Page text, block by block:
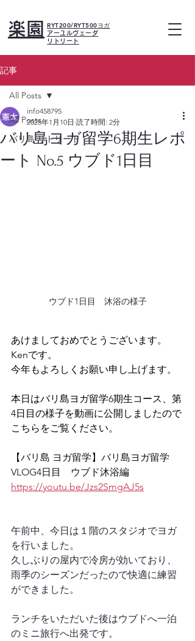
楽園 RYT200/RYT500ヨガ
アーユルヴェーダ
リトリート
記事
All Posts
バリ島 リトリート
All Posts
バリ島ヨガ留学6期生レポ
ート No.5 ウブド1日目
info458795
2025年1月10日 読了時間: 2分
ウブド1日目　沐浴の様子
あけましておめでとうございます。
Kenです。
今年もよろしくお願い申し上げます。
本日はバリ島ヨガ留学6期生コース、第
4日目の様子を動画に公開しましたので
こちらをご覧ください。
【バリ島 ヨガ留学】バリ島ヨガ留学
VLOG4日目　ウブド沐浴編
https://youtu.be/Jzs2SmgAJ5s
午前中、今日は１階のスタジオでヨガ
を行いました。
久しぶりの屋内で冷房が効いており、
雨季のシーズンだったので快適に練習
ができました。
ランチをいただいた後はウブドへ一泊
のミニ旅行へ出発です。